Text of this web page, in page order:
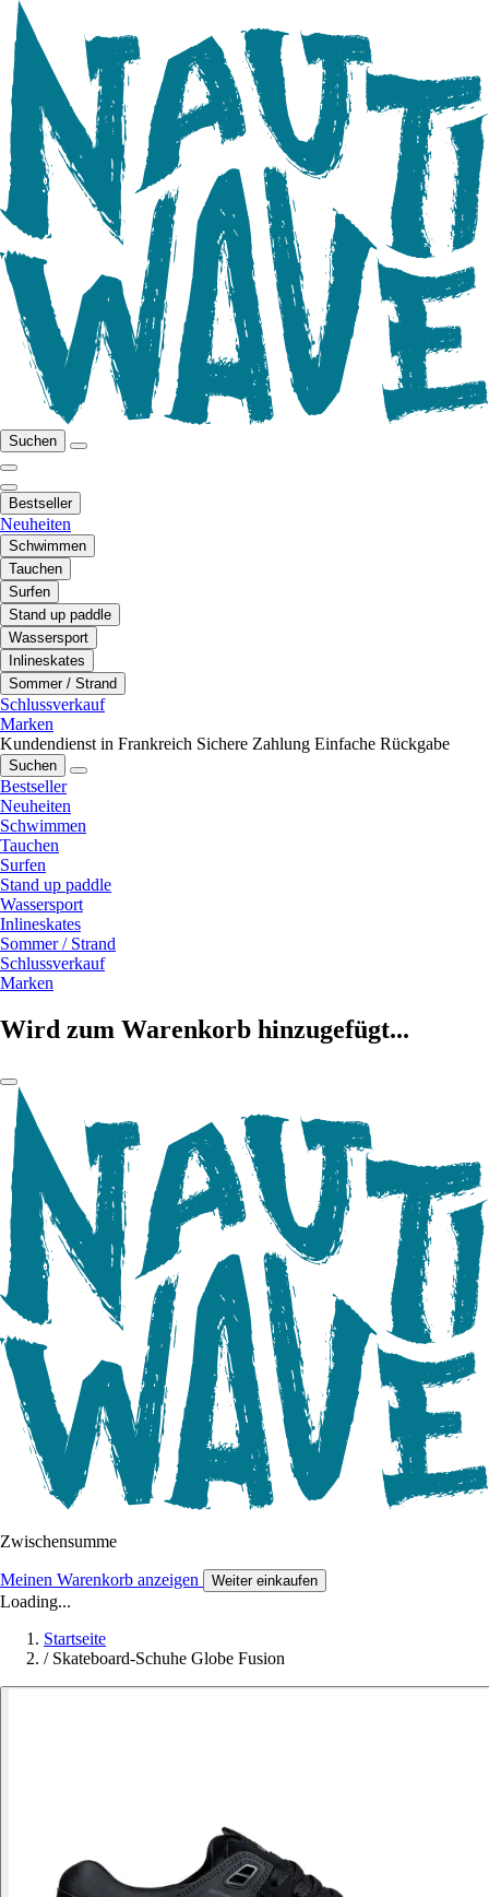
Suchen
Bestseller
Neuheiten
Schwimmen
Tauchen
Surfen
Stand up paddle
Wassersport
Inlineskates
Sommer / Strand
Schlussverkauf
Marken
Kundendienst in Frankreich Sichere Zahlung Einfache Rückgabe
Suchen
Bestseller
Neuheiten
Schwimmen
Tauchen
Surfen
Stand up paddle
Wassersport
Inlineskates
Sommer / Strand
Schlussverkauf
Marken
Wird zum Warenkorb hinzugefügt...
Zwischensumme
Meinen Warenkorb anzeigen Weiter einkaufen
Loading...
Startseite
/ Skateboard-Schuhe Globe Fusion